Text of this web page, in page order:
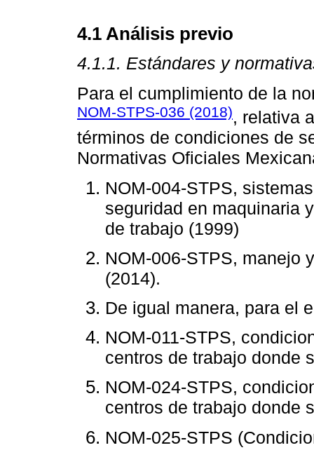
4.1 Análisis previo
4.1.1. Estándares y
Para el cumplimiento de la
NOM-STPS-036 (2018), relativa
términos de condiciones de
Normativas Oficiales
NOM-004-STPS,
seguridad en maquinaria
de trabajo (1999)
NOM-006-STPS, manejo
(2014).
De igual manera, para el
NOM-011-STPS,
centros de trabajo donde
NOM-024-STPS,
centros de trabajo donde
NOM-025-STPS